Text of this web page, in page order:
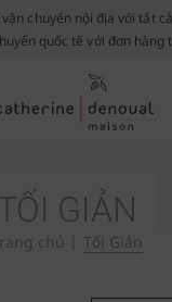
GIẢN
chủ Tối Giản
chuyển nội địa với tất
quốc tế với đơn hàng